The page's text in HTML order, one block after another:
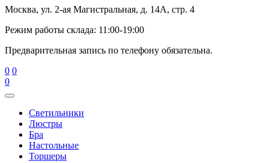
Москва, ул. 2-ая Магистральная, д. 14А, стр. 4
Режим работы склада: 11:00-19:00
Предварительная запись по телефону обязательна.
0 0
0
Cветильники
Люстры
Бра
Настольные
Торшеры